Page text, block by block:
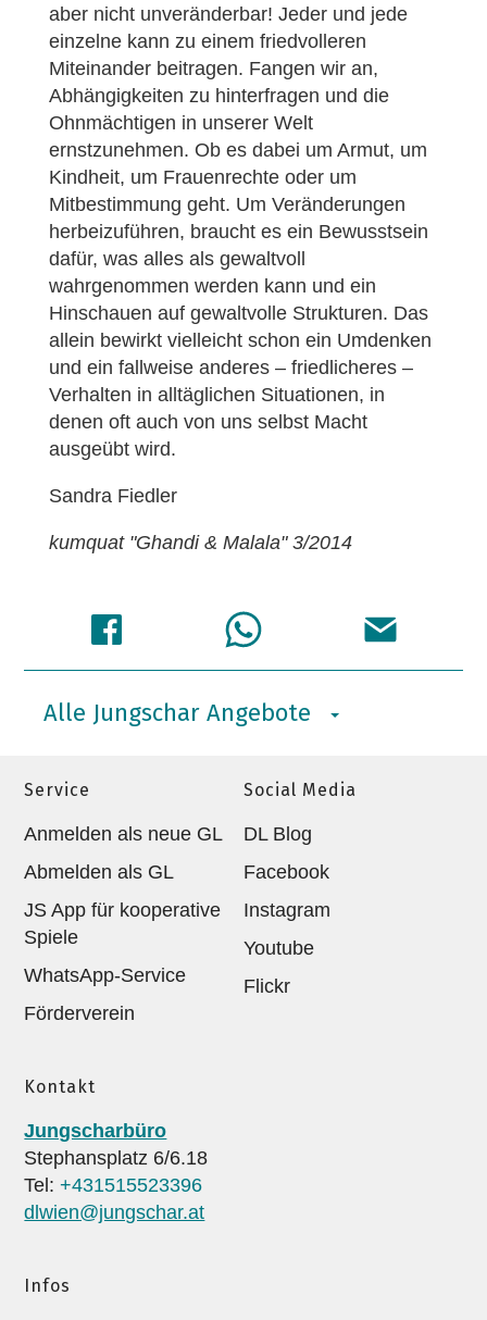
aber nicht unveränderbar! Jeder und jede
einzelne kann zu einem friedvolleren
Miteinander beitragen. Fangen wir an,
Abhängigkeiten zu hinterfragen und die
Ohnmächtigen in unserer Welt
ernstzunehmen. Ob es dabei um Armut, um
Kindheit, um Frauenrechte oder um
Mitbestimmung geht. Um Veränderungen
herbeizuführen, braucht es ein Bewusstsein
dafür, was alles als gewaltvoll
wahrgenommen werden kann und ein
Hinschauen auf gewaltvolle Strukturen. Das
allein bewirkt vielleicht schon ein Umdenken
und ein fallweise anderes – friedlicheres –
Verhalten in alltäglichen Situationen, in
denen oft auch von uns selbst Macht
ausgeübt wird.
Sandra Fiedler
kumquat "Ghandi & Malala" 3/2014
Alle Jungschar Angebote
Service
Anmelden als neue GL
Abmelden als GL
JS App für kooperative
Spiele
WhatsApp-Service
Förderverein
Social Media
DL Blog
Facebook
Instagram
Youtube
Flickr
Kontakt
Jungscharbüro
Stephansplatz 6/6.18
Tel:+431515523396
dlwien@jungschar.at
Infos